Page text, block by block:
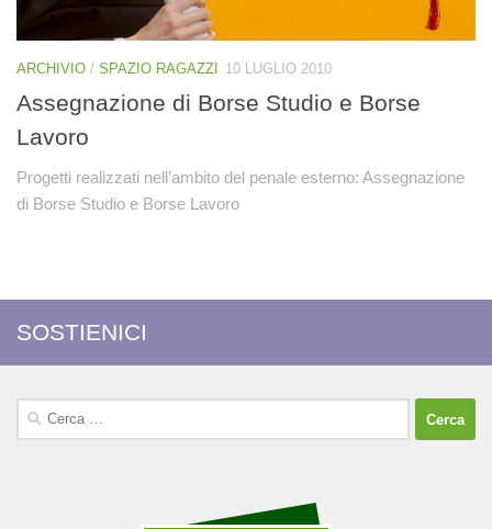
ARCHIVIO / SPAZIO RAGAZZI 10 LUGLIO 2010
Assegnazione di Borse Studio e Borse
Lavoro
Progetti realizzati nell’ambito del penale esterno: Assegnazione
di Borse Studio e Borse Lavoro
SOSTIENICI
Ricerca
per: